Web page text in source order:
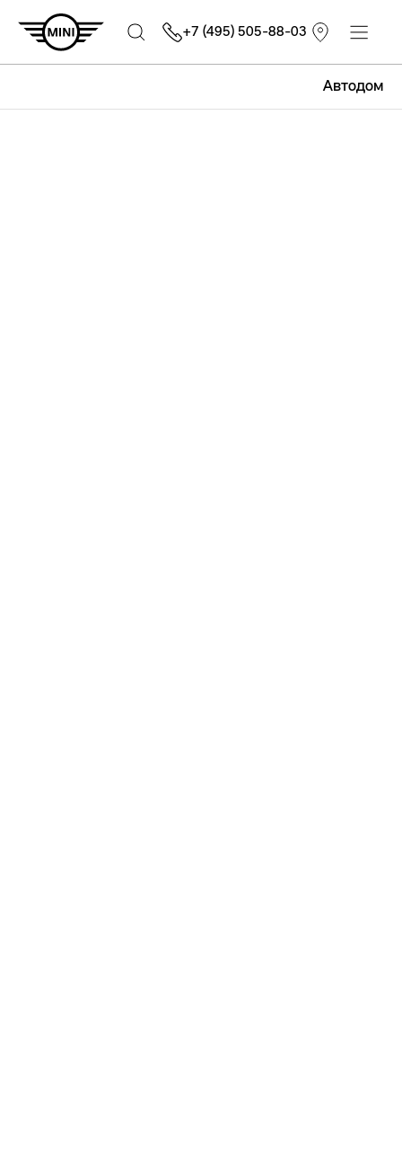
Автодом
+7 (495) 505-88-03